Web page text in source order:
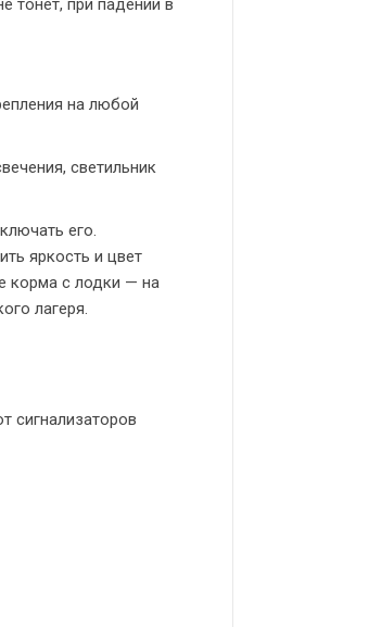
тонет, при падении в
на любой
светильник
его.
яркость и цвет
корма с лодки — на
лагеря.
сигнализаторов